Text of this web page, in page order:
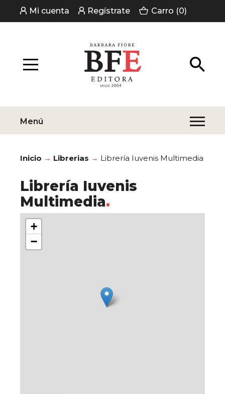
Mi cuenta Regístrate Carro (0)
Menú
Inicio Librerias Librería Iuvenis Multimedia
Librería Iuvenis
Multimedia
+
−